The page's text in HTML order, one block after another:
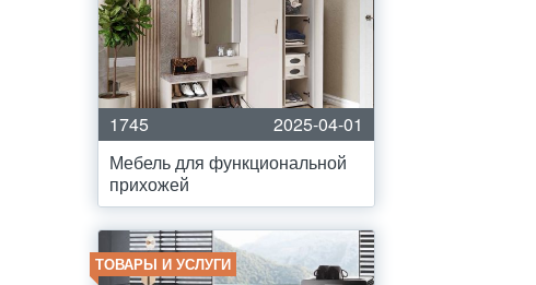
1745
2025-04-01
Мебель для функциональной
прихожей
ТОВАРЫ И УСЛУГИ